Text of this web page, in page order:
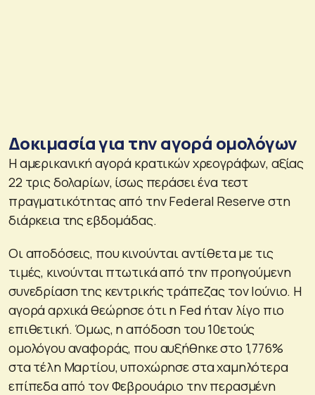
Δοκιμασία για την αγορά ομολόγων
H αμερικανική αγορά κρατικών χρεογράφων, αξίας
22 τρις δολαρίων, ίσως περάσει ένα τεστ
πραγματικότητας από την Federal Reserve στη
διάρκεια της εβδομάδας.
Οι αποδόσεις, που κινούνται αντίθετα με τις
τιμές, κινούνται πτωτικά από την προηγούμενη
συνεδρίαση της κεντρικής τράπεζας τον Ιούνιο. Η
αγορά αρχικά θεώρησε ότι η Fed ήταν λίγο πιο
επιθετική. Όμως, η απόδοση του 10ετούς
ομολόγου αναφοράς, που αυξήθηκε στο 1,776%
στα τέλη Μαρτίου, υποχώρησε στα χαμηλότερα
επίπεδα από τον Φεβρουάριο την περασμένη